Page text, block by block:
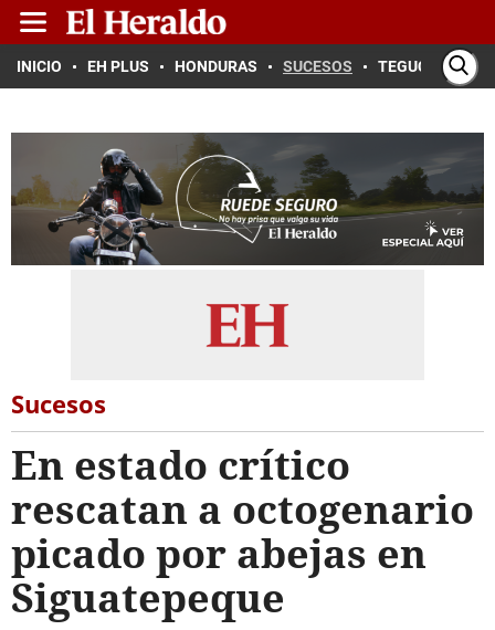
INICIO EH PLUS HONDURAS SUCESOS TEGUCIGALPA
Sucesos
En estado crítico
rescatan a octogenario
picado por abejas en
Siguatepeque